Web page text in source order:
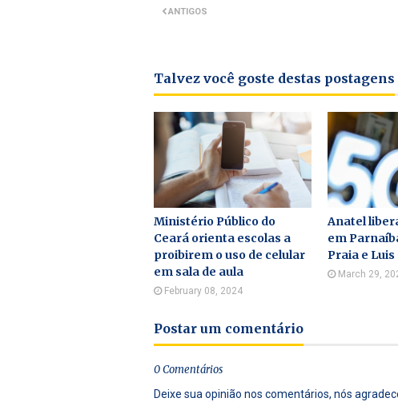
ANTIGOS
Talvez você goste destas postagens
Ministério Público do
Ceará orienta escolas a
proibirem o uso de celular
em sala de aula
February 08, 2024
Anatel
em
Praia e
March 29,
Postar um comentário
0 Comentários
Deixe sua opinião nos comentários, nós